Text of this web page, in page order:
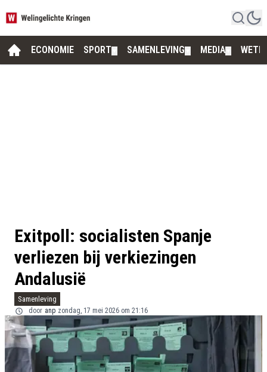
ECONOMIE SPORT SAMENLEVING MEDIA
Exitpoll: socialisten Spanje
verliezen bij verkiezingen
Andalusië
Samenleving
door anp zondag, 17 mei 2026 om 21:16